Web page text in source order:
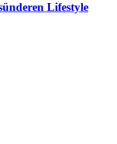
Lifestyle